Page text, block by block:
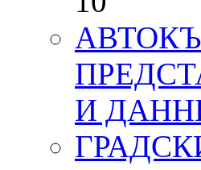
И